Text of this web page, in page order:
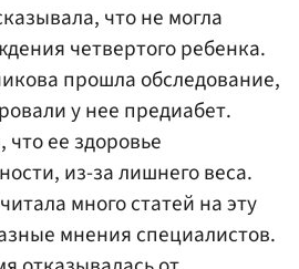
что не могла
четвертого ребенка.
прошла обследование,
у нее предиабет.
что ее здоровье
из-за лишнего веса.
много статей на эту
мнения специалистов.